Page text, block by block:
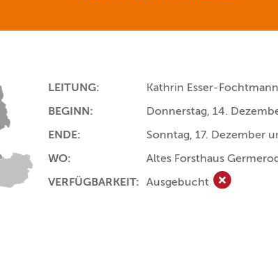
LEITUNG:
Kathrin Esser-
BEGINN:
Donnerstag, 14.
ENDE:
Sonntag, 17. Dezember
WO:
Altes Forsthaus
VERFÜGBARKEIT: Ausgebucht Ausgebucht